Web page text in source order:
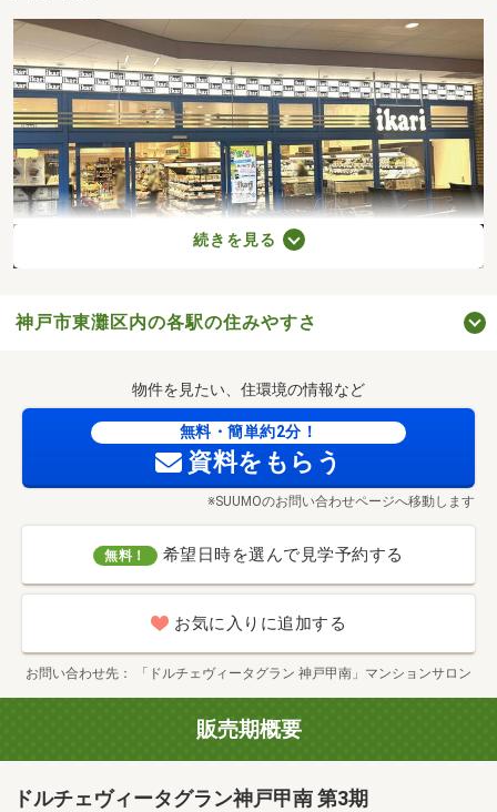
キリン堂甲南店(徒歩1分・約60m)
続きを見る
神戸市東灘区内の各駅の住みやすさ
物件を見たい、住環境の情報など
無料・簡単約2分！
資料をもらう
※SUUMOのお問い合わせページへ移動します
無料！ 希望日時を選んで見学予約する
お気に入りに追加する
お問い合わせ先 「ドルチェヴィータグラン 神戸甲南」マンションサロン
販売期概要
ドルチェヴィータグラン神戸甲南 第3期